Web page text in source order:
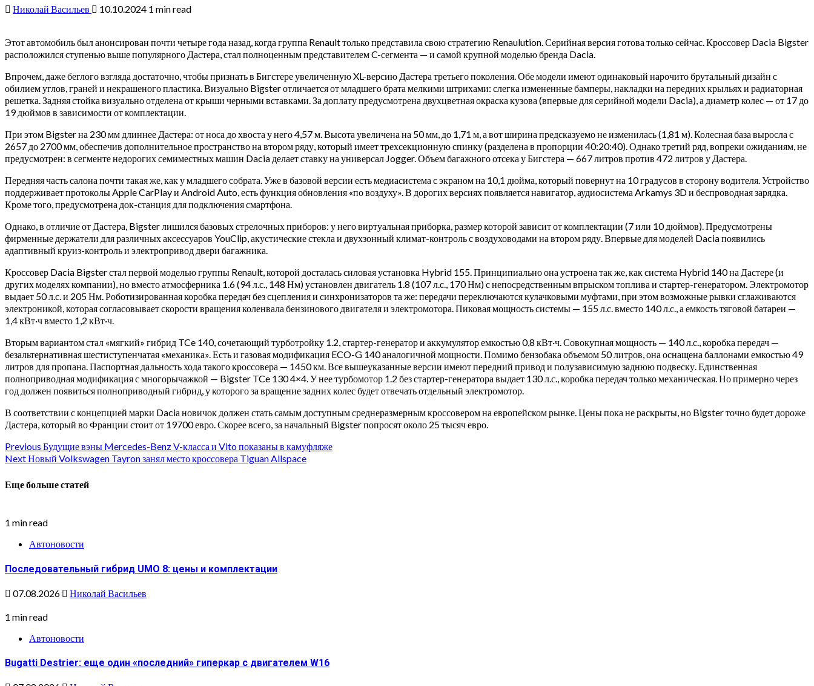
Николай Васильев 10.10.2024 1 min read
Этот автомобиль был анонсирован почти четыре года назад, когда группа Renault только представила свою стратегию Renaulution. Серийная версия готова только сейчас. Кроссовер Dacia Bigster
расположился ступенью выше популярного Дастера, стал полноценным представителем C-сегмента — и самой крупной моделью бренда Dacia.
Впрочем, даже беглого взгляда достаточно, чтобы признать в Бигстере увеличенную XL-версию Дастера третьего поколения. Обе модели имеют одинаковый нарочито брутальный дизайн с
обилием углов, граней и некрашеного пластика. Визуально Bigster отличается от младшего брата мелкими штрихами: слегка измененные бамперы, накладки на передних крыльях и радиаторная
решетка. Задняя стойка визуально отделена от крыши черными вставками. За доплату предусмотрена двухцветная окраска кузова (впервые для серийной модели Dacia), а диаметр колес — от 17 до
19 дюймов в зависимости от комплектации.
При этом Bigster на 230 мм длиннее Дастера: от носа до хвоста у него 4,57 м. Высота увеличена на 50 мм, до 1,71 м, а вот ширина предсказуемо не изменилась (1,81 м). Колесная база выросла с
2657 до 2700 мм, обеспечив дополнительное пространство на втором ряду, который имеет трехсекционную спинку (разделена в пропорции 40:20:40). Однако третий ряд, вопреки ожиданиям, не
предусмотрен: в сегменте недорогих семиместных машин Dacia делает ставку на универсал Jogger. Объем багажного отсека у Бигстера — 667 литров против 472 литров у Дастера.
Передняя часть салона почти такая же, как у младшего собрата. Уже в базовой версии есть медиасистема с экраном на 10,1 дюйма, который повернут на 10 градусов в сторону водителя. Устройство
поддерживает протоколы Apple CarPlay и Android Auto, есть функция обновления «по воздуху». В дорогих версиях появляется навигатор, аудиосистема Arkamys 3D и беспроводная зарядка.
Кроме того, предусмотрена док-станция для подключения смартфона.
Однако, в отличие от Дастера, Bigster лишился базовых стрелочных приборов: у него виртуальная приборка, размер которой зависит от комплектации (7 или 10 дюймов). Предусмотрены
фирменные держатели для различных аксессуаров YouClip, акустические стекла и двухзонный климат-контроль с воздуховодами на втором ряду. Впервые для моделей Dacia появились
адаптивный круиз-контроль и электропривод двери багажника.
Кроссовер Dacia Bigster стал первой моделью группы Renault, которой досталась силовая установка Hybrid 155. Принципиально она устроена так же, как система Hybrid 140 на Дастере (и
других моделях компании), но вместо атмосферника 1.6 (94 л.с., 148 Нм) установлен двигатель 1.8 (107 л.с., 170 Нм) с непосредственным впрыском топлива и стартер-генератором. Электромотор
выдает 50 л.с. и 205 Нм. Роботизированная коробка передач без сцепления и синхронизаторов та же: передачи переключаются кулачковыми муфтами, при этом возможные рывки сглаживаются
электроникой, которая согласовывает скорости вращения коленвала бензинового двигателя и электромотора. Пиковая мощность системы — 155 л.с. вместо 140 л.с., а емкость тяговой батареи —
1,4 кВт·ч вместо 1,2 кВт·ч.
Вторым вариантом стал «мягкий» гибрид TCe 140, сочетающий турботройку 1.2, стартер-генератор и аккумулятор емкостью 0,8 кВт·ч. Совокупная мощность — 140 л.с., коробка передач —
безальтернативная шестиступенчатая «механика». Есть и газовая модификация ECO-G 140 аналогичной мощности. Помимо бензобака объемом 50 литров, она оснащена баллонами емкостью 49
литров для пропана. Паспортная дальность хода такого кроссовера — 1450 км. Все вышеуказанные версии имеют передний привод и полузависимую заднюю подвеску. Единственная
полноприводная модификация с многорычажкой — Bigster TCe 130 4×4. У нее турбомотор 1.2 без стартер-генератора выдает 130 л.с., коробка передач только механическая. Но примерно через
год должен появиться полноприводный гибрид, у которого за вращение задних колес будет отвечать отдельный электромотор.
В соответствии с концепцией марки Daciа новичок должен стать самым доступным среднеразмерным кроссовером на европейском рынке. Цены пока не раскрыты, но Bigster точно будет дороже
Дастера, который во Франции стоит от 19700 евро. Скорее всего, за начальный Bigster попросят около 25 тысяч евро.
Continue
Previous Будущие вэны Mercedes-Benz V-класса и Vito показаны в камуфляже
NextНовый Volkswagen Tayron занял место кроссовера Tiguan Allspace
Еще больше статей
1 min read
Автоновости
Последовательный гибрид UMO 8: цены и комплектации
07.08.2026 Николай Васильев
1 min read
Автоновости
Bugatti Destrier: еще один «последний» гиперкар с двигателем W16